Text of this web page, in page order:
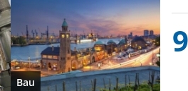
Bau